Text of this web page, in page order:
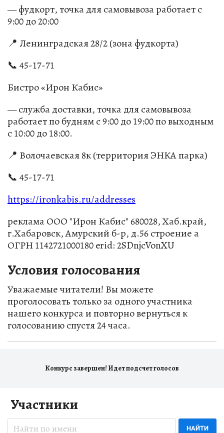
— фудкорт, точка для самовывоза работает с
9:00 до 20:00
📍 Ленинградская 28/2 (зона фудкорта)
📞 45-17-71
Бистро «Ирон Кабис»
— служба доставки, точка для самовывоза
работает по будням с 9:00 до 19:00 по выходным
с 10:00 до 18:00.
📍 Волочаевская 8к (территория ЭНКА парка)
📞 45-17-71
https://ironkabis.ru/addresses
реклама ООО "Ирон Кабис" 680028, Хаб.край,
г.Хабаровск, Амурский б-р, д.56 строение а
ОГРН 1142721000180 erid: 2SDnjcVonXU
Условия голосования
Уважаемые читатели! Вы можете
проголосовать только за одного участника
нашего конкурса и повторно вернуться к
голосованию спустя 24 часа.
Конкурс завершен! Идет подсчет голосов
Участники
НАЙТИ